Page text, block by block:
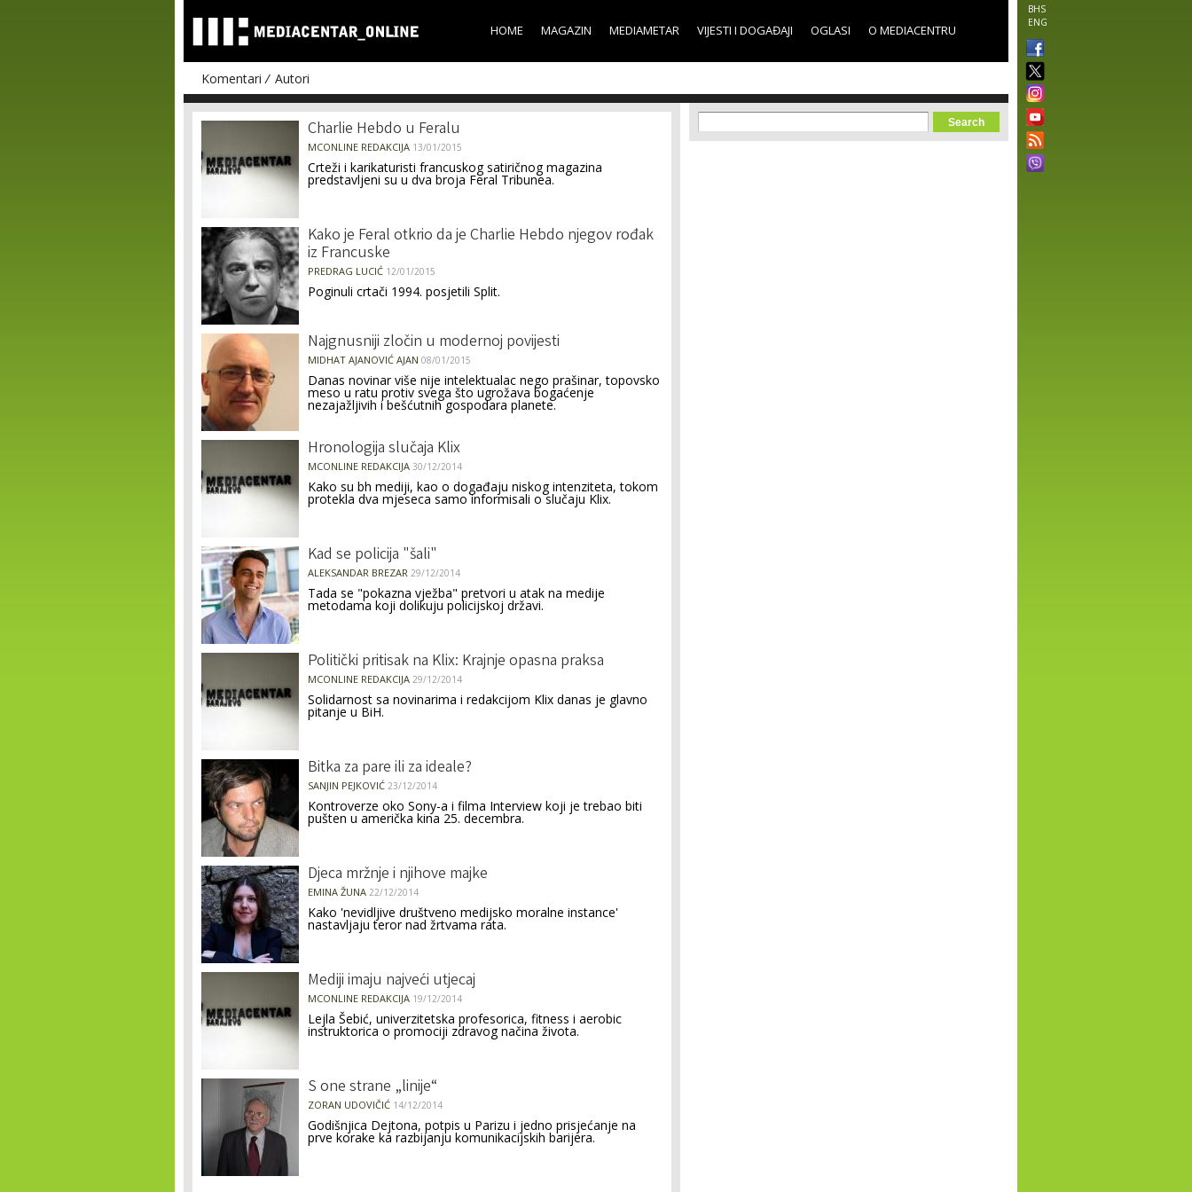
main
content
BHS
ENG
HOME MAGAZIN MEDIAMETAR VIJESTI I DOGAĐAJI OGLASI O MEDIACENTRU
Komentari Autori
Charlie Hebdo u Feralu
MCONLINE REDAKCIJA 13/01/2015
Crteži i karikaturisti francuskog satiričnog magazina
predstavljeni su u dva broja Feral Tribunea.
Kako je Feral otkrio da je Charlie Hebdo njegov rođak
iz Francuske
PREDRAG LUCIĆ 12/01/2015
Poginuli crtači 1994. posjetili Split.
Najgnusniji zločin u modernoj povijesti
MIDHAT AJANOVIĆ AJAN 08/01/2015
Danas novinar više nije intelektualac nego prašinar, topovsko
meso u ratu protiv svega što ugrožava bogaćenje
nezajažljivih i bešćutnih gospodara planete.
Hronologija slučaja Klix
MCONLINE REDAKCIJA 30/12/2014
Kako su bh mediji, kao o događaju niskog intenziteta, tokom
protekla dva mjeseca samo informisali o slučaju Klix.
Kad se policija "šali"
ALEKSANDAR BREZAR 29/12/2014
Tada se "pokazna vježba" pretvori u atak na medije
metodama koji dolikuju policijskoj državi.
Politički pritisak na Klix: Krajnje opasna praksa
MCONLINE REDAKCIJA 29/12/2014
Solidarnost sa novinarima i redakcijom Klix danas je glavno
pitanje u BiH.
Bitka za pare ili za ideale?
SANJIN PEJKOVIĆ 23/12/2014
Kontroverze oko Sony-a i filma Interview koji je trebao biti
pušten u američka kina 25. decembra.
Djeca mržnje i njihove majke
EMINA ŽUNA 22/12/2014
Kako 'nevidljive društveno medijsko moralne instance'
nastavljaju teror nad žrtvama rata.
Mediji imaju najveći utjecaj
MCONLINE REDAKCIJA 19/12/2014
Lejla Šebić, univerzitetska profesorica, fitness i aerobic
instruktorica o promociji zdravog načina života.
S one strane „linije“
ZORAN UDOVIČIĆ 14/12/2014
Godišnjica Dejtona, potpis u Parizu i jedno prisjećanje na
prve korake ka razbijanju komunikacijskih barijera.
Pages Search form
Search